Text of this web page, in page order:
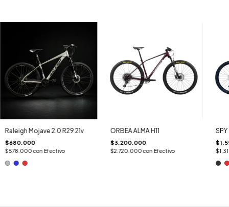
Raleigh Mojave 2.0 R29 21v
$680.000
$578.000con Efectivo
ORBEA ALMA H11
$3.200.000
$2.720.000con Efectivo